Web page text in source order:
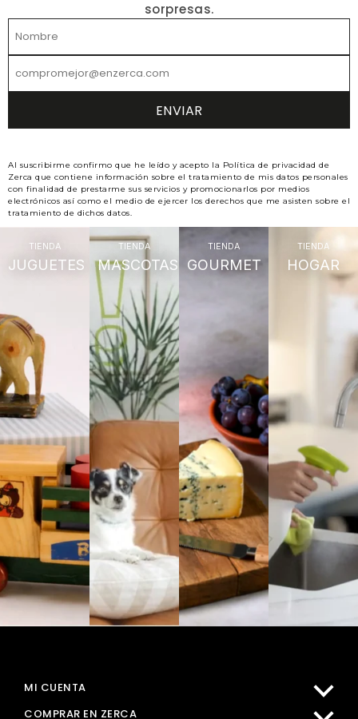
sorpresas.
Al suscribirme confirmo que he leído y acepto la Política de privacidad de
Zerca que contiene información sobre el tratamiento de mis datos personales
con finalidad de prestarme sus servicios y promocionarlos por medios
electrónicos así como el medio de ejercer los derechos que me asisten sobre el
tratamiento de dichos datos.
TIENDA
JUGUETES
TIENDA
MASCOTAS
TIENDA
GOURMET
TIENDA
HOGAR
MI CUENTA
COMPRAR EN ZERCA